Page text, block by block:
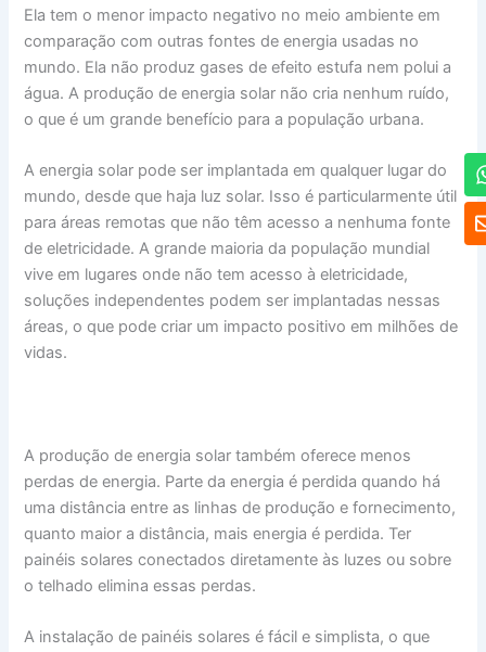
Ela tem o menor impacto negativo no meio ambiente em
comparação com outras fontes de energia usadas no
mundo. Ela não produz gases de efeito estufa nem polui a
água. A produção de energia solar não cria nenhum ruído,
o que é um grande benefício para a população urbana.
A energia solar pode ser implantada em qualquer lugar do
mundo, desde que haja luz solar. Isso é particularmente útil
para áreas remotas que não têm acesso a nenhuma fonte
de eletricidade. A grande maioria da população mundial
vive em lugares onde não tem acesso à eletricidade,
soluções independentes podem ser implantadas nessas
áreas, o que pode criar um impacto positivo em milhões de
vidas.
A produção de energia solar também oferece menos
perdas de energia. Parte da energia é perdida quando há
uma distância entre as linhas de produção e fornecimento,
quanto maior a distância, mais energia é perdida. Ter
painéis solares conectados diretamente às luzes ou sobre
o telhado elimina essas perdas.
A instalação de painéis solares é fácil e simplista, o que